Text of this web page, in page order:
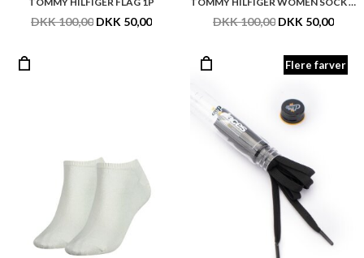
DKK 100,00 DKK 50,00 DKK 100,00 DKK 50,00
Flere farver